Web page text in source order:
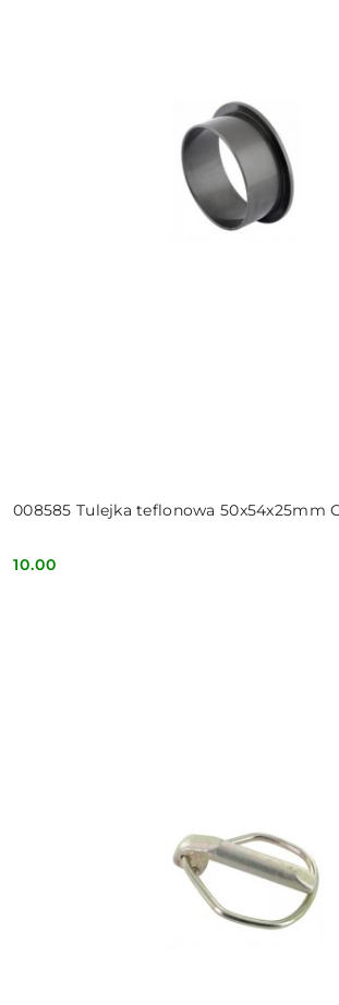
008585 Tulejka teflonowa 50x54x25mm
Cena:
10.00